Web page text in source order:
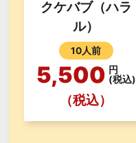
クケバブ（ハラ
ル）
10人前
5,500 円
(税込)
（税込）